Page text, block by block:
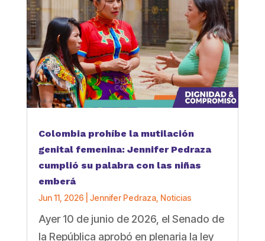
Colombia prohíbe la mutilación
genital femenina: Jennifer Pedraza
cumplió su palabra con las niñas
emberá
Jun 11, 2026 Jennifer Pedraza, Noticias
Ayer 10 de junio de 2026, el Senado de
la República aprobó en plenaria la ley